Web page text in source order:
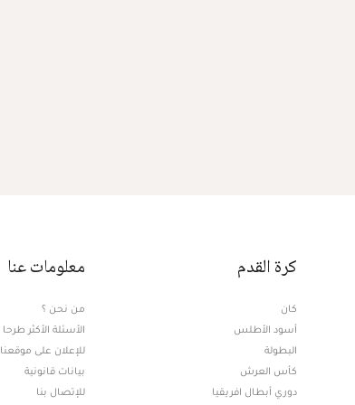
كرة القدم
كان
أسود الأطلس
البطولة
كأس العرش
دوري أبطال افريقيا
معلومات عنا
من نحن ؟
الأسئلة الأكثر طرحا
للإعلان على موقعنا
بيانات قانونية
للإتصال بنا